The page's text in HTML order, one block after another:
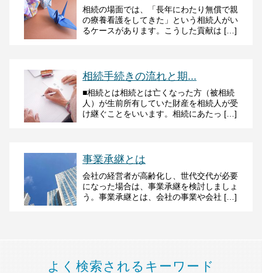
相続の場面では、「長年にわたり無償で親
の療養看護をしてきた」という相続人がい
るケースがあります。こうした貢献は […]
相続手続きの流れと期...
■相続とは相続とは亡くなった方（被相続
人）が生前所有していた財産を相続人が受
け継ぐことをいいます。相続にあたっ […]
事業承継とは
会社の経営者が高齢化し、世代交代が必要
になった場合は、事業承継を検討しましょ
う。事業承継とは、会社の事業や会社 […]
よく検索されるキーワード